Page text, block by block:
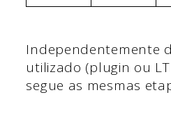
Independentemente
utilizado (plugin ou
segue as mesmas